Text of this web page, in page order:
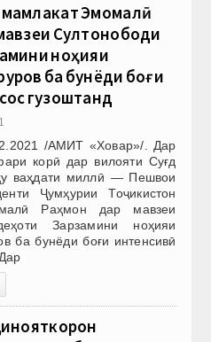
Эмомалӣ
Султонободи
ноҳияи
ба бунёди боғи
гузоштанд
/АМИТ «Ховар»/. Дар
корӣ дар вилояти Суғд
ваҳдати миллӣ — Пешвои
Ҷумҳурии Тоҷикистон
Раҳмон дар мавзеи
Зарзамини ноҳияи
ба бунёди боғи интенсивӣ